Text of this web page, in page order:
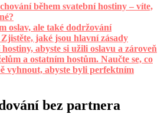
během svatební hostiny – víte,
oslav, ale také dodržování
jaké jsou hlavní zásady
abyste si užili oslavu a zároveň
a ostatním hostům. Naučte se, co
vyhnout, abyste byli perfektním
bez partnera